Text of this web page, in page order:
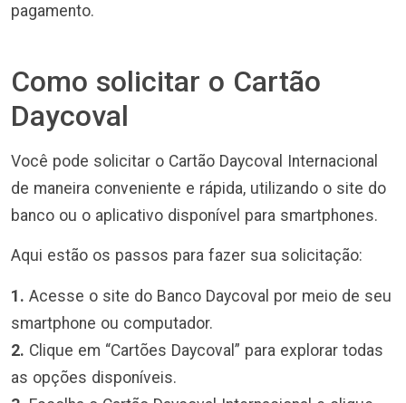
pagamento.
Como solicitar o Cartão
Daycoval
Você pode solicitar o Cartão Daycoval Internacional
de maneira conveniente e rápida, utilizando o site do
banco ou o aplicativo disponível para smartphones.
Aqui estão os passos para fazer sua solicitação:
1. Acesse o site do Banco Daycoval por meio de seu
smartphone ou computador.
2. Clique em “Cartões Daycoval” para explorar todas
as opções disponíveis.